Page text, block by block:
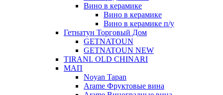
Вино в керамике
Вино в керамике
Вино в керамике п/у
Гетнатун Торговый Дом
GETNATOUN
GETNATOUN NEW
TIRANI. OLD CHINARI
МАП
Noyan Tapan
Arame Фруктовые вина